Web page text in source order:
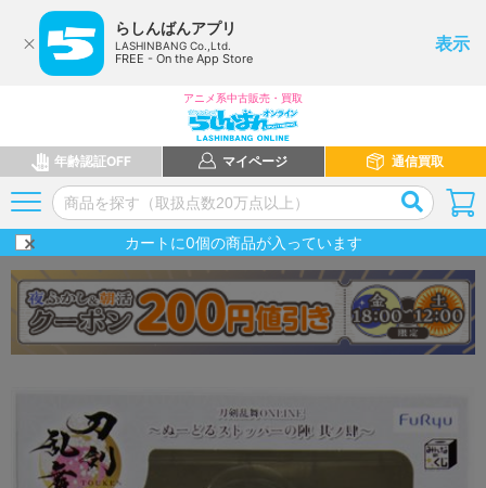
らしんばんアプリ
LASHINBANG Co.,Ltd.
FREE - On the App Store
表示
アニメ系中古販売・買取
年齢認証OFF マイページ 通信買取
カートに0個の商品が入っています